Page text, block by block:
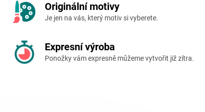
Originální motivy
Je jen na vás, který motiv si vyberete.
Expresní výroba
Ponožky vám expresně můžeme vytvořit již zítra.